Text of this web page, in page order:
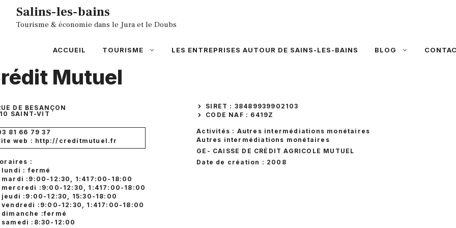
AllerSalins-les-bains
Tourisme & économie dans le Jura et le Doubs
ACCUEIL TOURISME LES ENTREPRISES AUTOUR DE SAINS-LES-BAINS BLOG
Mutuel
DE BESANÇON
SAINT-VIT
81 66 79 37
web : http://creditmutuel.fr
:
lundi : fermé
mardi :9:00-12:30, 1:417:00-18:00
mercredi :9:00-12:30, 1:417:00-18:00
jeudi :9:00-12:30, 15:30-18:00
vendredi :9:00-12:30, 1:417:00-18:00
dimanche :fermé
samedi :8:30-12:00
SIRET : 38489939902103
CODE NAF : 6419Z
Activités : Autres intermédiations monétaires
Autres intermédiations monétaires
GE - CAISSE DE CRÉDIT AGRICOLE MUTUEL
Date de création : 2008